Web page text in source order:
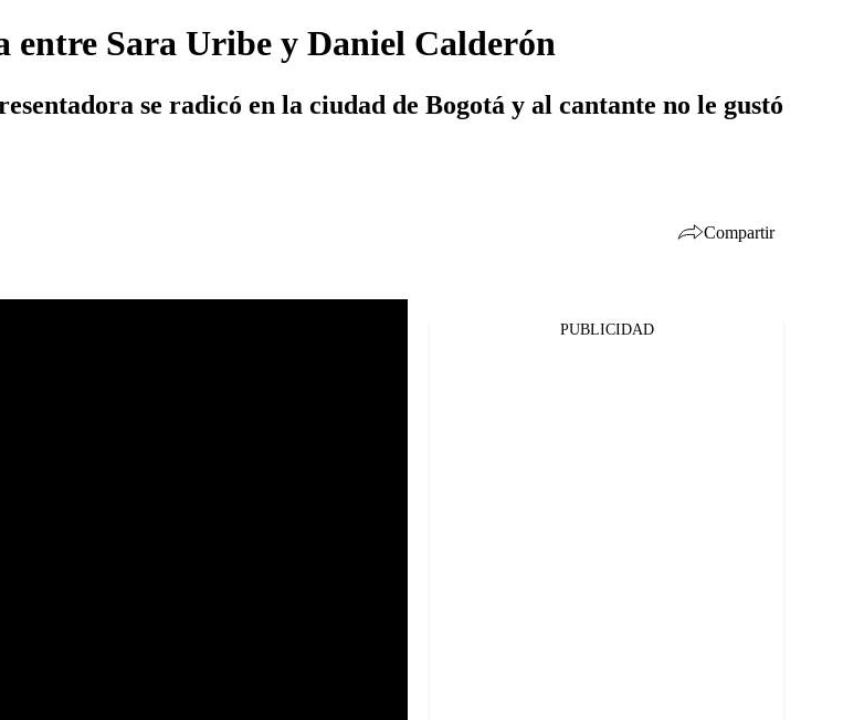
Sara Uribe y Daniel Calderón
se radicó en la ciudad de Bogotá y al cantante no le gustó
Compartir
PUBLICIDAD